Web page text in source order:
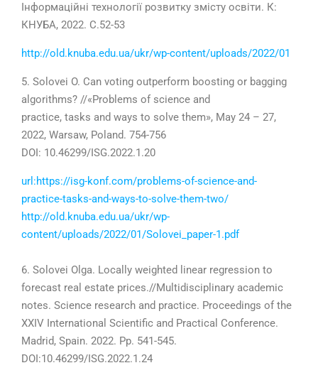
Інформаційні технології розвитку змісту освіти. К:
КНУБА, 2022. С.52-53
http://old.knuba.edu.ua/ukr/wp-content/uploads/2022/01
5. Solovei O. Can voting outperform boosting or bagging
algorithms? //«Problems of science and
practice, tasks and ways to solve them», May 24 – 27,
2022, Warsaw, Poland. 754-756
DOI: 10.46299/ISG.2022.1.20
url:https://isg-konf.com/problems-of-science-and-
practice-tasks-and-ways-to-solve-them-two/
http://old.knuba.edu.ua/ukr/wp-
content/uploads/2022/01/Solovei_paper-1.pdf
6. Solovei Olga. Locally weighted linear regression to
forecast real estate prices.//Multidisciplinary academic
notes. Science research and practice. Proceedings of the
ХХIV International Scientific and Practical Conference.
Madrid, Spain. 2022. Pp. 541-545.
DOI:10.46299/ISG.2022.1.24